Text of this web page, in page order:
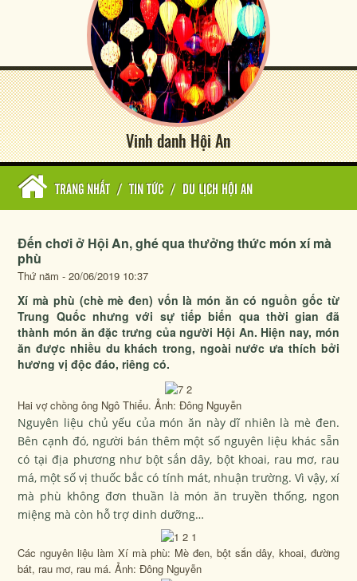
Vinh danh Hội An
TRANG NHẤT / TIN TỨC / DU LỊCH HỘI AN
Đến chơi ở Hội An, ghé qua thưởng thức món xí mà
phù
Thứ năm - 20/06/2019 10:37
Xí mà phù (chè mè đen) vốn là món ăn có nguồn gốc từ
Trung Quốc nhưng với sự tiếp biến qua thời gian đã
thành món ăn đặc trưng của người Hội An. Hiện nay, món
ăn được nhiều du khách trong, ngoài nước ưa thích bởi
hương vị độc đáo, riêng có.
Hai vợ chồng ông Ngô Thiểu. Ảnh: Đông Nguyễn
Nguyên liệu chủ yếu của món ăn này dĩ nhiên là mè đen.
Bên cạnh đó, người bán thêm một số nguyên liệu khác sẵn
có tại địa phương như bột sắn dây, bột khoai, rau mơ, rau
má, một số vị thuốc bắc có tính mát, nhuận trường. Vì vậy, xí
mà phù không đơn thuần là món ăn truyền thống, ngon
miệng mà còn hỗ trợ dinh dưỡng…
Các nguyên liệu làm Xí mà phù: Mè đen, bột sắn dây, khoai, đường
bát, rau mơ, rau má. Ảnh: Đông Nguyễn